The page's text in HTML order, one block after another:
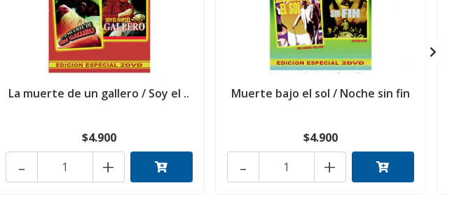
La muerte de un gallero / Soy el ..
$4.900
+
-
Muerte bajo el sol / Noche sin fin
$4.900
+
-